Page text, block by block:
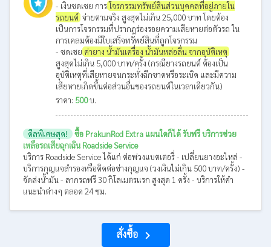
- เงินชดเชย การโจรกรรมทรัพย์สินส่วนบุคคลที่อยู่ภายใน
รถยนต์ จ่ายตามจริง สูงสุดไม่เกิน 25,000 บาท โดยต้อง
เป็นการโจรกรรมที่ปรากฎร่องรอยความเสียหายต่อตัวรถ ใน
การเคลมต้องมีใบเสร็จทรัพย์สินที่ถูกโจรกรรม
- ชดเชย ค่ายาง น้ำมันเครื่อง น้ำมันหล่อลื่น จากอุบัติเหตุ
สูงสุดไม่เกิน 5,000 บาท/ครั้ง (กรณียางรถยนต์ ต้องเป็น
อุบัติเหตุที่เสียหายจนกระทั่งฉีกขาดหรือระเบิด และมีความ
เสียหายเกิดขึ้นต่อส่วนอื่นของรถยนต์ในเวลาเดียวกัน)
ราคา: 500บ.
ดีลพิเศษสุด!
ซื้อ PrakunRod Extra แผนใดก็ได้ รับฟรี บริการช่วย
เหลือรถเสียฉุกเฉิน Roadside Service
บริการ Roadside Service ได้แก่ ต่อพ่วงแบตเตอรี่ - เปลี่ยนยางอะไหล่ -
บริการกุญแจสำรองหรือติดต่อช่างกุญแจ (วงเงินไม่เกิน 500 บาท/ครั้ง) -
จัดส่งน้ำมัน - ลากรถฟรี 30 กิโลเมตรแรก สูงสุด 1 ครั้ง - บริการให้คำ
แนะนำต่างๆ ตลอด 24 ชม.
สั่งซื้อ navigate_next